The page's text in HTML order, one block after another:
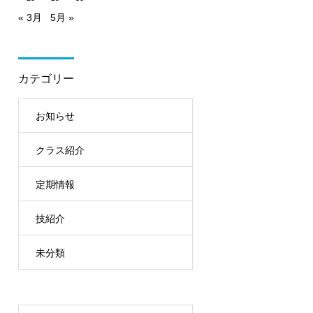
« 3月 5月 »
カテゴリー
お知らせ
クラス紹介
定期情報
技紹介
未分類